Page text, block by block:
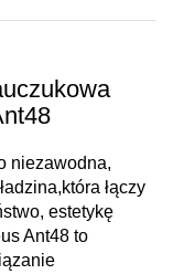
niezawodna,
łączy
estetykę
Ant48 to